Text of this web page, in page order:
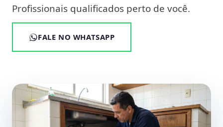
Profissionais qualificados perto de você.
FALE NO WHATSAPP